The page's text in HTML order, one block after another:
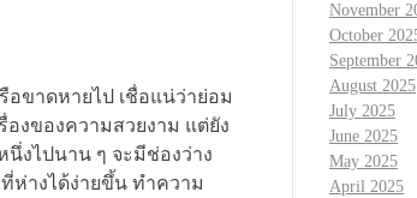
อขาดหายไป เชื่อแน่ว่าย่อม
งของความสวยงาม แต่ยัง
งไปนาน ๆ จะมีช่องว่าง
ห่างได้ง่ายขึ้น ทำความ
November
October
September
August 2025
July 2025
June 2025
May 2025
April 2025